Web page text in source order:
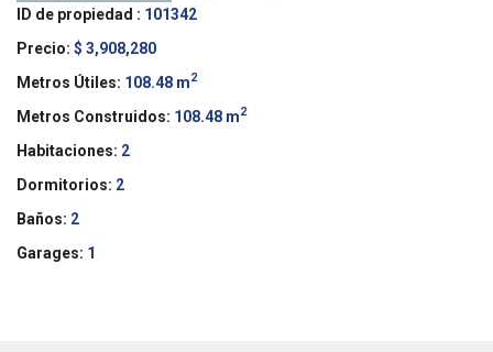
ID de propiedad : 101342
Precio: $ 3,908,280
Metros Útiles: 108.48 m2
Metros Construidos: 108.48 m2
Habitaciones: 2
Dormitorios: 2
Baños: 2
Garages: 1